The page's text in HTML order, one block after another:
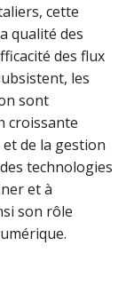
cette
qualité des
des flux
les
sont
croissante
de la gestion
technologies
et à
son rôle